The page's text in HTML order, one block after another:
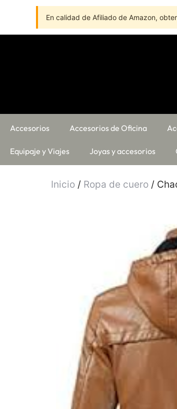
En calidad de Afiliado de Amazon,
Accesorios Accesorios de Oficina
Equipaje y Viajes Joyas y accesorios
Inicio / Ropa de cuero /